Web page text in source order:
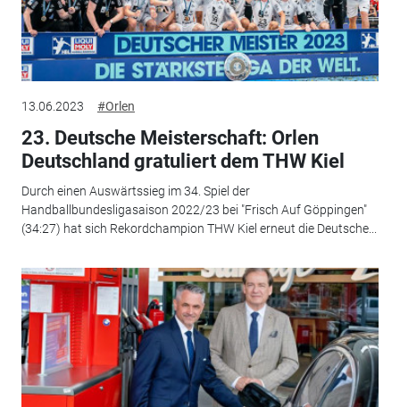
13.06.2023 #Orlen
23. Deutsche Meisterschaft: Orlen
Deutschland gratuliert dem THW Kiel
Durch einen Auswärtssieg im 34. Spiel der
Handballbundesligasaison 2022/23 bei "Frisch Auf Göppingen"
(34:27) hat sich Rekordchampion THW Kiel erneut die Deutsche...